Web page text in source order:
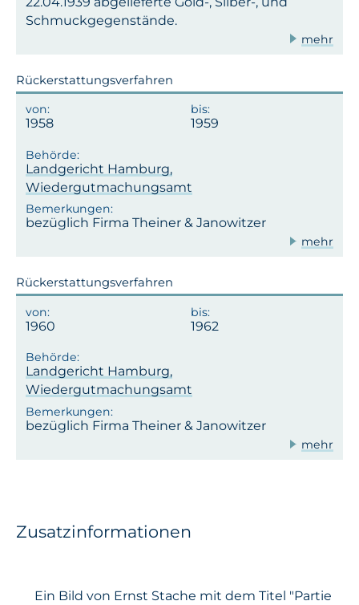
Schmuckgegenstände.
mehr
Rückerstattungsverfahren
1958 1959
Landgericht Hamburg,
Wiedergutmachungsamt
bezüglich Firma Theiner & Janowitzer
mehr
Rückerstattungsverfahren
1960 1962
Landgericht Hamburg,
Wiedergutmachungsamt
bezüglich Firma Theiner & Janowitzer
mehr
Zusatzinformationen
Ein Bild von Ernst Stache mit dem Titel "Partie